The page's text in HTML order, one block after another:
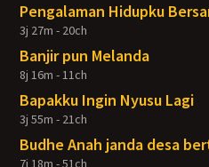
Pengalaman Hidupku
3j 27m - 20ch
Banjir pun Melanda
8j 16m - 11ch
Bapakku Ingin Nyusu Lagi
3j 55m - 21ch
Budhe Anah janda desa
7j 18m - 51ch